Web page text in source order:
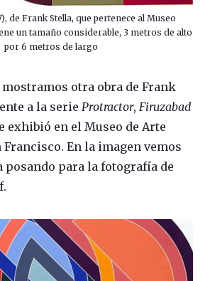
de Frank Stella, que pertenece al Museo
un tamaño considerable, 3 metros de alto
por 6 metros de largo
otra obra de Frank
a la serie Protractor, Firuzabad
exhibió en el Museo de Arte
Francisco. En la imagen vemos
para la fotografía de